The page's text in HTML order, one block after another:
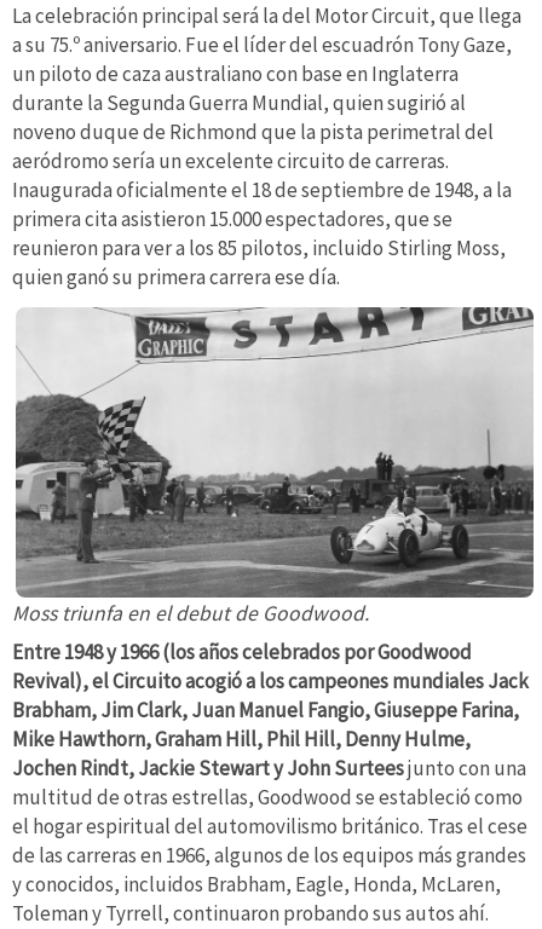
La celebración principal será la del Motor Circuit, que llega
a su 75.º aniversario. Fue el líder del escuadrón Tony Gaze,
un piloto de caza australiano con base en Inglaterra
durante la Segunda Guerra Mundial, quien sugirió al
noveno duque de Richmond que la pista perimetral del
aeródromo sería un excelente circuito de carreras.
Inaugurada oficialmente el 18 de septiembre de 1948, a la
primera cita asistieron 15.000 espectadores, que se
reunieron para ver a los 85 pilotos, incluido Stirling Moss,
quien ganó su primera carrera ese día.
Moss triunfa en el debut de Goodwood.
Entre 1948 y 1966 (los años celebrados por Goodwood
Revival), el Circuito acogió a los campeones mundiales Jack
Brabham, Jim Clark, Juan Manuel Fangio, Giuseppe Farina,
Mike Hawthorn, Graham Hill, Phil Hill, Denny Hulme,
Jochen Rindt, Jackie Stewart y John Surteesjunto con una
multitud de otras estrellas, Goodwood se estableció como
el hogar espiritual del automovilismo británico. Tras el cese
de las carreras en 1966, algunos de los equipos más grandes
y conocidos, incluidos Brabham, Eagle, Honda, McLaren,
Toleman y Tyrrell, continuaron probando sus autos ahí.